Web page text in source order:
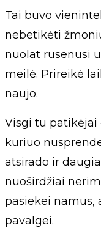
Tai buvo
nebetikėti
nuolat rusenusi
meilė. Prireikė
naujo.
Visgi tu patikėjai
kuriuo
atsirado ir
nuoširdžiai
pasiekei namus,
pavalgei.